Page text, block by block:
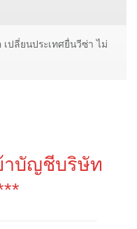
ปลี่ยนประเทศยื่นวีซ่า ไม่
าบัญชีบริษัท